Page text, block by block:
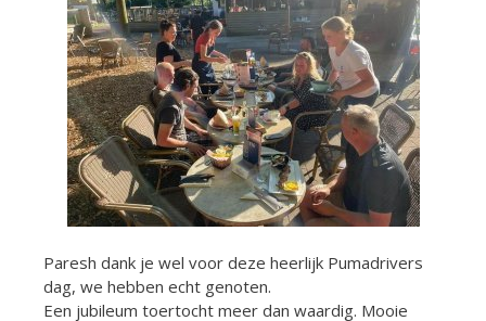
Paresh dank je wel voor deze heerlijk Pumadrivers
dag, we hebben echt genoten.
Een jubileum toertocht meer dan waardig. Mooie